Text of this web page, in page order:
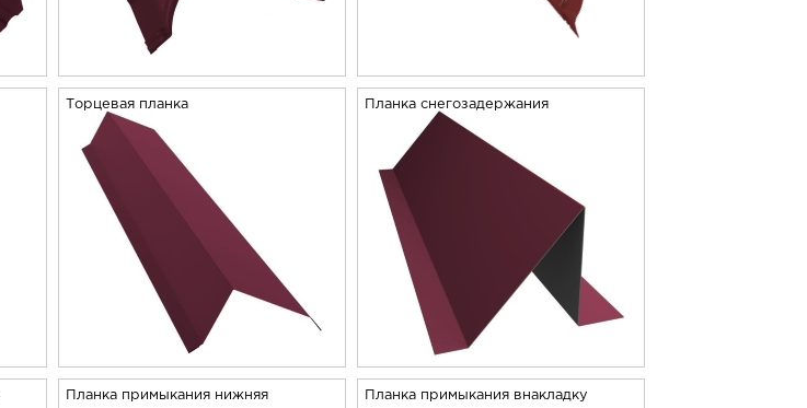
Торцевая планка Планка снегозадержания
Планка примыкания нижняя Планка примыкания внакладку